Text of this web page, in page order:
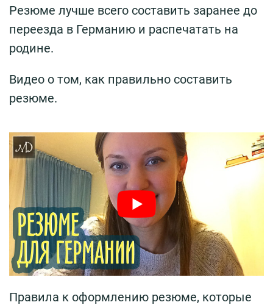
Резюме лучше всего составить заранее до
переезда в Германию и распечатать на
родине.
Видео о том, как правильно составить
резюме.
Правила к оформлению резюме, которые